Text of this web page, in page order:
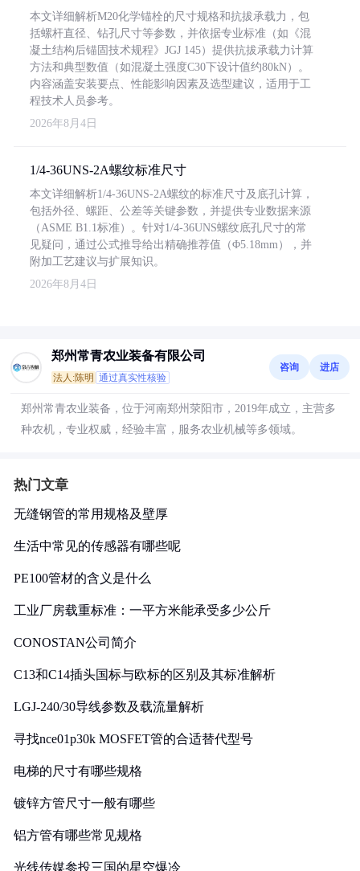
本文详细解析M20化学锚栓的尺寸规格和抗拔承载力，包
括螺杆直径、钻孔尺寸等参数，并依据专业标准（如《混
凝土结构后锚固技术规程》JGJ 145）提供抗拔承载力计算
方法和典型数值（如混凝土强度C30下设计值约80kN）。
内容涵盖安装要点、性能影响因素及选型建议，适用于工
程技术人员参考。
2026年8月4日
1/4-36UNS-2A螺纹标准尺寸
本文详细解析1/4-36UNS-2A螺纹的标准尺寸及底孔计算，
包括外径、螺距、公差等关键参数，并提供专业数据来源
（ASME B1.1标准）。针对1/4-36UNS螺纹底孔尺寸的常
见疑问，通过公式推导给出精确推荐值（Φ5.18mm），并
附加工艺建议与扩展知识。
2026年8月4日
郑州常青农业装备有限公司
法人:陈明 通过真实性核验
咨询 进店
郑州常青农业装备，位于河南郑州荥阳市，2019年成立，主营多
种农机，专业权威，经验丰富，服务农业机械等多领域。
热门文章
无缝钢管的常用规格及壁厚
生活中常见的传感器有哪些呢
PE100管材的含义是什么
工业厂房载重标准：一平方米能承受多少公斤
CONOSTAN公司简介
C13和C14插头国标与欧标的区别及其标准解析
LGJ-240/30导线参数及载流量解析
寻找nce01p30k MOSFET管的合适替代型号
电梯的尺寸有哪些规格
镀锌方管尺寸一般有哪些
铝方管有哪些常见规格
光线传媒参投三国的星空爆冷